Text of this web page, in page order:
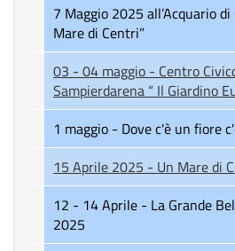
7 Maggio 2025 all’Acquario di Genova “ Un
Mare di Centri”
03 - 04 maggio - Centro Civico di
Sampierdarena “ Il Giardino
1 maggio - Dove c'è un fiore
15 Aprile 2025 - Un Mare di
12 - 14 Aprile - La Grande Bellezza - Genova
2025